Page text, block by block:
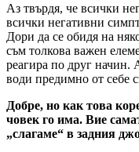
Аз твърдя, че всички
всички негативни
Дори да се обидя на
съм толкова важен
реагира по друг начин.
води предимно от себе
Добре, но как това
човек го има. Вие
„слагаме“ в задния